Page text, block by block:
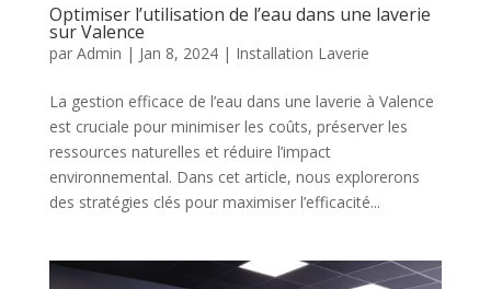
Optimiser l’utilisation de l’eau dans une laverie
sur Valence
par Admin | Jan 8, 2024| Installation Laverie
La gestion efficace de l’eau dans une laverie à Valence
est cruciale pour minimiser les coûts, préserver les
ressources naturelles et réduire l’impact
environnemental. Dans cet article, nous explorerons
des stratégies clés pour maximiser l’efficacité...